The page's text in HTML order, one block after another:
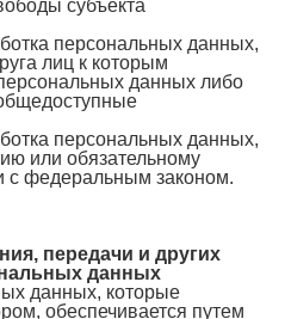
субъекта
персональных данных,
лиц к которым
данных либо
персональных данных,
или обязательному
с федеральным законом.
передачи и других
данных
данных, которые
обеспечивается путем